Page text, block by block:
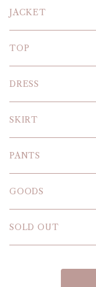
JACKET
TOP
KNIT
BLOUSE
T-SHIRT
SWEAT SHIRT
DRESS
SKIRT
PANTS
GOODS
SOLD OUT